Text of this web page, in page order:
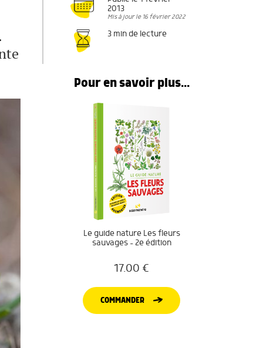
2013
Mis à jour le 16 février 2022
3 min de lecture
Pour en savoir plus...
Le guide nature Les fleurs
sauvages – 2e édition
17.00 €
COMMANDER